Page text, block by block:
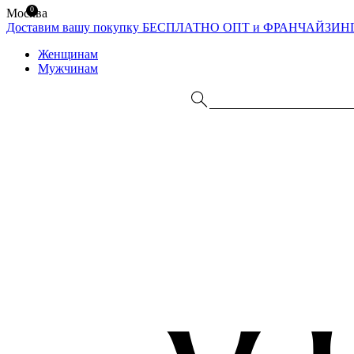
Москва
Доставим вашу покупку БЕСПЛАТНО ОПТ и
Женщинам
Мужчинам
0